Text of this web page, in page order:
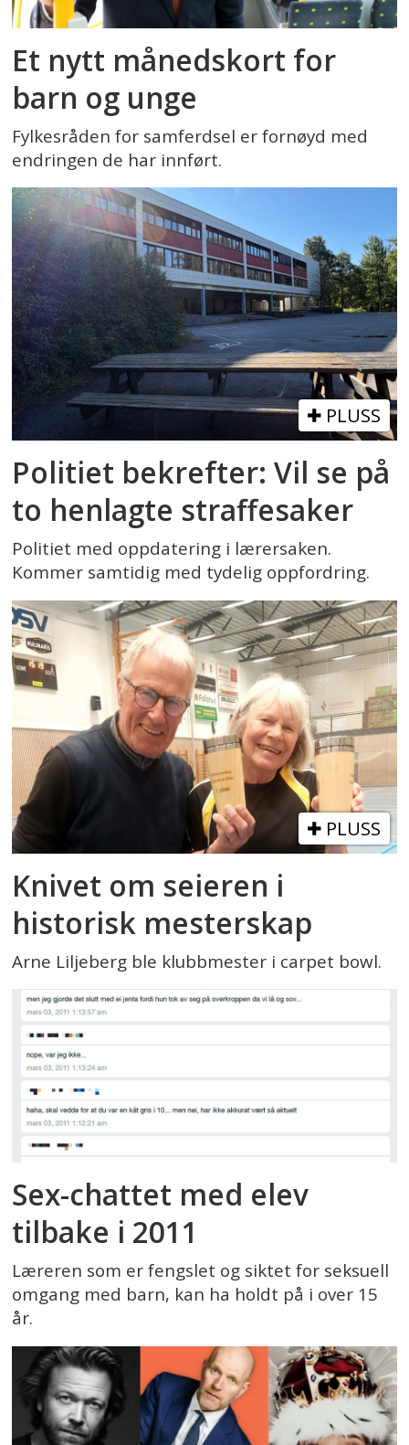
Et nytt månedskort for
barn og unge
Fylkesråden for samferdsel er fornøyd med
endringen de har innført.
PLUSS
Politiet bekrefter: Vil se på
to henlagte straffesaker
Politiet med oppdatering i lærersaken.
Kommer samtidig med tydelig oppfordring.
PLUSS
Knivet om seieren i
historisk mesterskap
Arne Liljeberg ble klubbmester i carpet bowl.
Sex-chattet med elev
tilbake i 2011
Læreren som er fengslet og siktet for seksuell
omgang med barn, kan ha holdt på i over 15
år.